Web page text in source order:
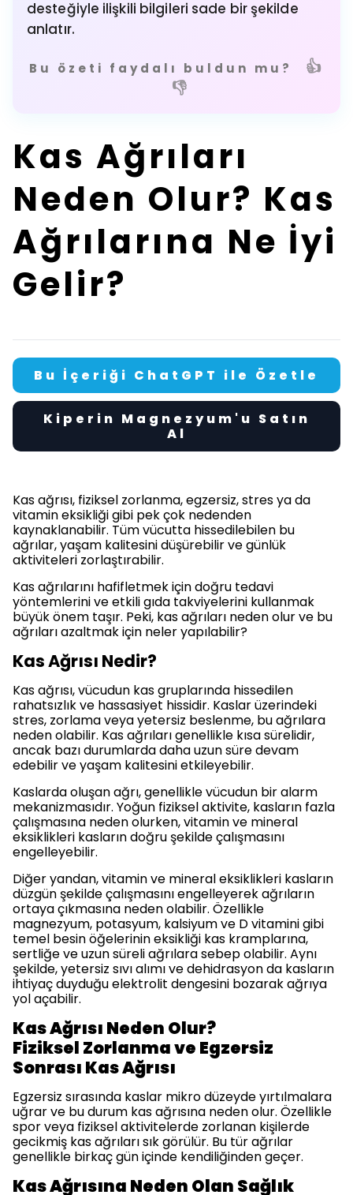
desteğiyle ilişkili bilgileri sade bir şekilde
anlatır.
Bu özeti faydalı buldun mu?
👍
👎
Kas Ağrıları
Neden Olur? Kas
Ağrılarına Ne İyi
Gelir?
Bu İçeriği ChatGPT ile Özetle
Kiperin Magnezyum'u Satın
Al
Kas ağrısı, fiziksel zorlanma, egzersiz, stres ya da
vitamin eksikliği gibi pek çok nedenden
kaynaklanabilir. Tüm vücutta hissedilebilen bu
ağrılar, yaşam kalitesini düşürebilir ve günlük
aktiviteleri zorlaştırabilir.
Kas ağrılarını hafifletmek için doğru tedavi
yöntemlerini ve etkili gıda takviyelerini kullanmak
büyük önem taşır. Peki, kas ağrıları neden olur ve bu
ağrıları azaltmak için neler yapılabilir?
Kas Ağrısı Nedir?
Kas ağrısı, vücudun kas gruplarında hissedilen
rahatsızlık ve hassasiyet hissidir. Kaslar üzerindeki
stres, zorlama veya yetersiz beslenme, bu ağrılara
neden olabilir. Kas ağrıları genellikle kısa sürelidir,
ancak bazı durumlarda daha uzun süre devam
edebilir ve yaşam kalitesini etkileyebilir.
Kaslarda oluşan ağrı, genellikle vücudun bir alarm
mekanizmasıdır. Yoğun fiziksel aktivite, kasların fazla
çalışmasına neden olurken, vitamin ve mineral
eksiklikleri kasların doğru şekilde çalışmasını
engelleyebilir.
Diğer yandan, vitamin ve mineral eksiklikleri kasların
düzgün şekilde çalışmasını engelleyerek ağrıların
ortaya çıkmasına neden olabilir. Özellikle
magnezyum, potasyum, kalsiyum ve D vitamini gibi
temel besin öğelerinin eksikliği kas kramplarına,
sertliğe ve uzun süreli ağrılara sebep olabilir. Aynı
şekilde, yetersiz sıvı alımı ve dehidrasyon da kasların
ihtiyaç duyduğu elektrolit dengesini bozarak ağrıya
yol açabilir.
Kas Ağrısı Neden Olur?
Fiziksel Zorlanma ve Egzersiz
Sonrası Kas Ağrısı
Egzersiz sırasında kaslar mikro düzeyde yırtılmalara
uğrar ve bu durum kas ağrısına neden olur. Özellikle
spor veya fiziksel aktivitelerde zorlanan kişilerde
gecikmiş kas ağrıları sık görülür. Bu tür ağrılar
genellikle birkaç gün içinde kendiliğinden geçer.
Kas Ağrısına Neden Olan Sağlık